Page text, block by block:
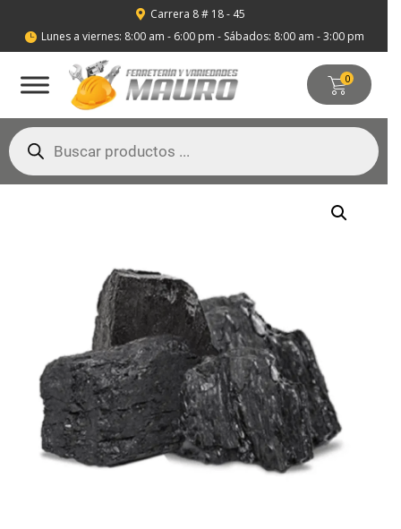
 Carrera 8 # 18 - 45
 Lunes a viernes: 8:00 am - 6:00 pm - Sábados: 8:00 am - 3:00 pm
0
Búsqueda
de
productos